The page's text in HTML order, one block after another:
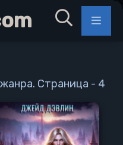
Страница - 4